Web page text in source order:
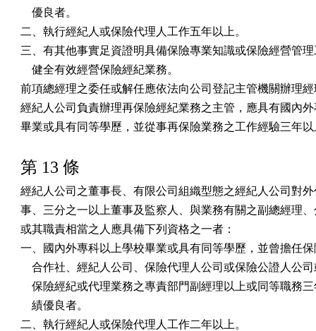
    優良者。
二、執行經紀人或保險代理人工作五年以上。
三、有其他事實足資證明具備保險專業知識或保險經營管
    健全有效經營保險經紀業務。
前項總經理之委任或解任應依法向公司登記主管機關辦理
經紀人公司負責辦理再保險經紀業務之主管，應具有國內
畢業或具有同等學歷，並從事再保險業務之工作經驗三年
第 13 條
經紀人公司之董事長、有限公司組織型態之經紀人公司對
事、三分之一以上董事及監察人、與業務有關之副總經理
或其職責相當之人應具備下列資格之一者：
一、國內外專科以上學校畢業或具有同等學歷，並曾擔任
合作社、經紀人公司、保險代理人公司或保險公證人公
保險經紀或代理業務之專責部門副經理以上或同等職務
    績優良者。
二、執行經紀人或保險代理人工作二年以上。